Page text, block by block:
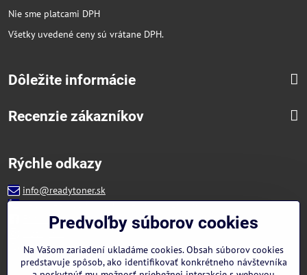
Nie sme platcami DPH
Všetky uvedené ceny sú vrátane DPH.
Dôležite informácie
Recenzie zákazníkov
Rýchle odkazy
info@readytoner.sk
+421 944 322 536 (PO-PIA: 09:00- 15:00)
Facebook
WhatsApp
Predvoľby súborov cookies
Na Vašom zariadení ukladáme cookies. Obsah súborov cookies
predstavuje spôsob, ako identifikovať konkrétneho návštevníka